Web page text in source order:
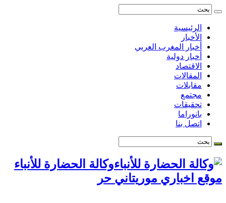
الرئيسية
الأخبار
أخبار المغرب العربي
أخبار دولية
الاقتصاد
المقالات
مقابلات
مجتمع
تحقيقات
بانوراما
اتصل بنا
وكالة الحضارة للأنباء
موقع اخباري موريتاني حر